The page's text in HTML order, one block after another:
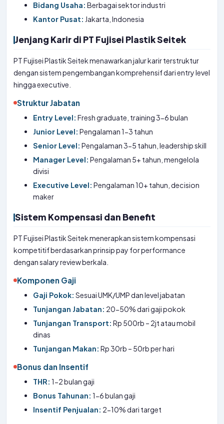
Bidang Usaha: Berbagai sektor industri
Kantor Pusat: Jakarta, Indonesia
Jenjang Karir di PT Fujisei Plastik Seitek
PT Fujisei Plastik Seitek menawarkan jalur karir terstruktur
dengan sistem pengembangan komprehensif dari entry level
hingga executive.
Struktur Jabatan
Entry Level: Fresh graduate, training 3-6 bulan
Junior Level: Pengalaman 1-3 tahun
Senior Level: Pengalaman 3-5 tahun, leadership skill
Manager Level: Pengalaman 5+ tahun, mengelola
divisi
Executive Level: Pengalaman 10+ tahun, decision
maker
Sistem Kompensasi dan Benefit
PT Fujisei Plastik Seitek menerapkan sistem kompensasi
kompetitif berdasarkan prinsip pay for performance
dengan salary review berkala.
Komponen Gaji
Gaji Pokok: Sesuai UMK/UMP dan level jabatan
Tunjangan Jabatan: 20-50% dari gaji pokok
Tunjangan Transport: Rp 500rb – 2jt atau mobil
dinas
Tunjangan Makan: Rp 30rb – 50rb per hari
Bonus dan Insentif
THR: 1-2 bulan gaji
Bonus Tahunan: 1-6 bulan gaji
Insentif Penjualan: 2-10% dari target